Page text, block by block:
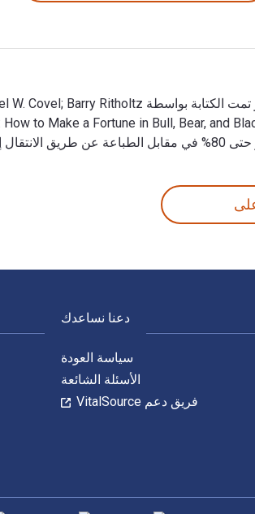
دعنا نساعدك
سياسة العودة
الأسئلة الشائعة
فريق دعم VitalSource